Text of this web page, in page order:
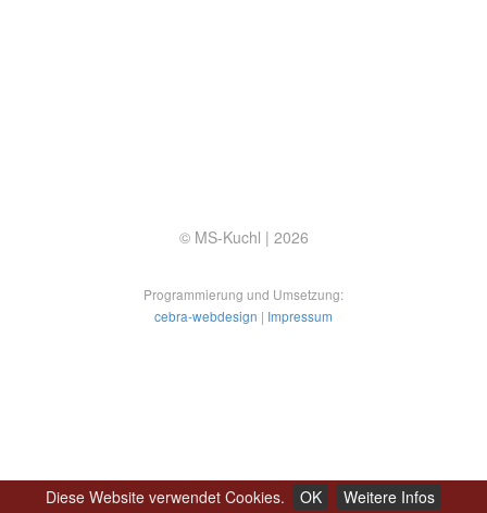
Diese Website verwendet Cookies. OK Weitere Infos
© MS-Kuchl | 2026
Programmierung und Umsetzung:
cebra-webdesign | Impressum